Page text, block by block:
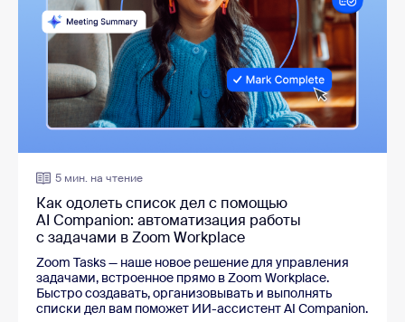
5 мин. на чтение
Как одолеть список дел с помощью
AI Companion: автоматизация работы
с задачами в Zoom Workplace
Zoom Tasks — наше новое решение для управления
задачами, встроенное прямо в Zoom Workplace.
Быстро создавать, организовывать и выполнять
списки дел вам поможет ИИ-ассистент AI Companion.